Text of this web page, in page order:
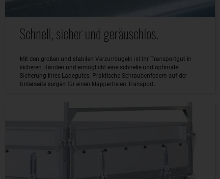
Schnell, sicher und geräuschlos.
Mit den großen und stabilen Verzurrbügeln ist Ihr Transportgut in
sicheren Händen und ermöglicht eine schnelle und optimale
Sicherung ihres Ladegutes. Praktische Schraubenfedern auf der
Unterseite sorgen für einen klapperfreien Transport.